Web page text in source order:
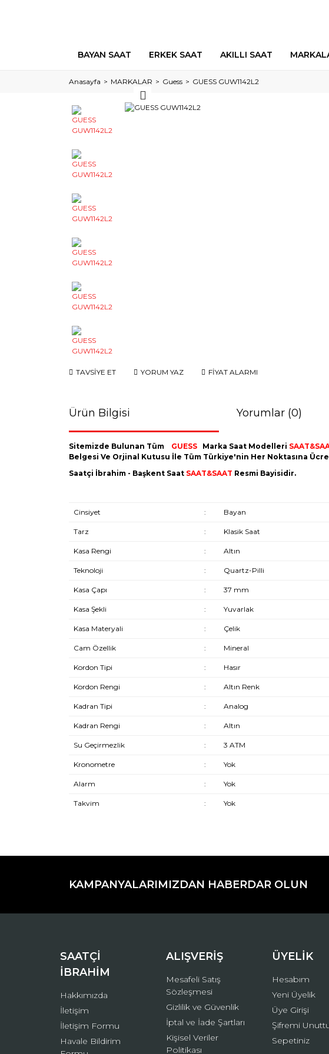
BAYAN SAAT ERKEK SAAT AKILLI SAAT
Anasayfa MARKALAR Guess GUESS GUW1142L2
TAVSİYE ET YORUM YAZ FİYAT ALARMI
Ürün Bilgisi Yorumlar (0)
Sitemizde Bulunan Tüm GUESS Marka Saat Modelleri
Belgesi Ve Orjinal Kutusu İle Tüm Türkiye'nin Her Noktasına
Saatçi İbrahim - Başkent Saat SAAT&SAAT Resmi Bayisidir.
Cinsiyet : Bayan
Tarz : Klasik Saat
Kasa Rengi : Altın
Teknoloji : Quartz-Pilli
Kasa Çapı : 37 mm
Kasa Şekli : Yuvarlak
Kasa Materyali : Çelik
Cam Özellik : Mineral
Kordon Tipi : Hasır
Kordon Rengi : Altın Renk
Kadran Tipi : Analog
Kadran Rengi : Altın
Su Geçirmezlik : 3 ATM
Kronometre : Yok
Alarm : Yok
Takvim : Yok
Görüş ve önerileriniz için teşekkür ederiz.
Ürün resmi kalitesiz, bozuk veya görüntülenemiyor.
Bu ürüne benzer farklı alternatifler olmalı.
KAMPANYALARIMIZDAN HABERDAR OLUN
SAATÇİ
İBRAHİM
Hakkımızda
İletişim
İletişim Formu
Havale Bildirim
ALIŞVERİŞ
Mesafeli Satış
Sözleşmesi
Gizlilik ve Güvenlik
İptal ve İade Şartları
Kişisel Veriler
Politikası
ÜYELİK
Hesabım
Yeni Üyelik
Üye Girişi
Şifremi
Sepetiniz